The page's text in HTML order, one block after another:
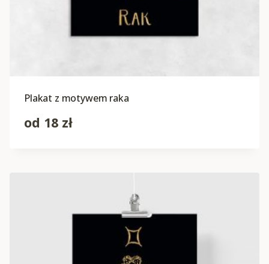
Plakat z motywem raka
od 18 zł